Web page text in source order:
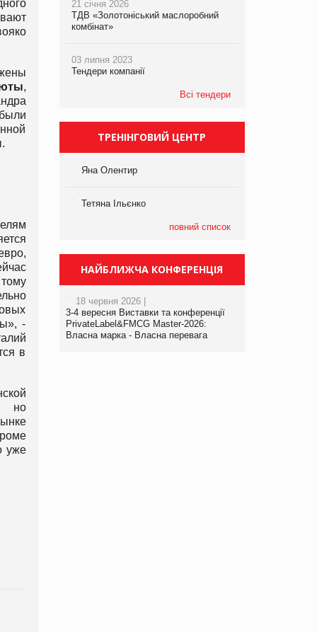
,
-
в
но
уже
21 січня 2026
ТДВ «Золотоніський маслоробний
комбінат»
03 липня 2023
Тендери компанії
Всі тендери
ТРЕНІНГОВИЙ ЦЕНТР
Яна Олентир
Тетяна Ільєнко
повний список
НАЙБЛИЖЧА КОНФЕРЕНЦІЯ
18 червня 2026 |
3-4 вересня Виставки та конференції
PrivateLabel&FMCG Master-2026:
Власна марка - Власна перевага